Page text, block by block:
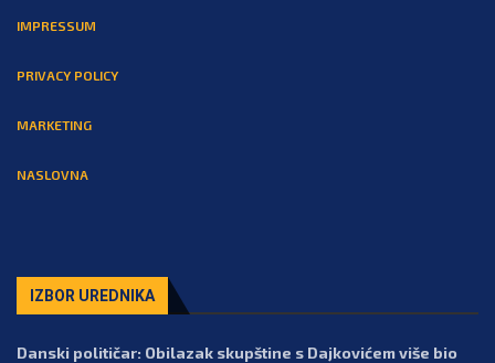
IMPRESSUM
PRIVACY POLICY
MARKETING
NASLOVNA
IZBOR UREDNIKA
Danski političar: Obilazak skupštine s Dajkovićem više bio